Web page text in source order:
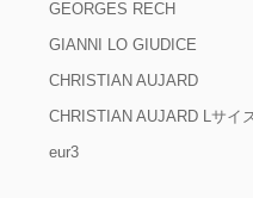
GEORGES RECH
GIANNI LO GIUDICE
CHRISTIAN AUJARD
CHRISTIAN AUJARD Lサイ
eur3